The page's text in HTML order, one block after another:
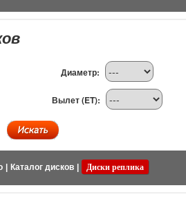
Диаметр:
Вылет (ET):
Каталог дисков Диски реплика